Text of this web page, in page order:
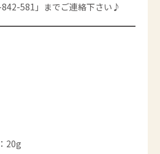
581」までご連絡下さい♪
20g